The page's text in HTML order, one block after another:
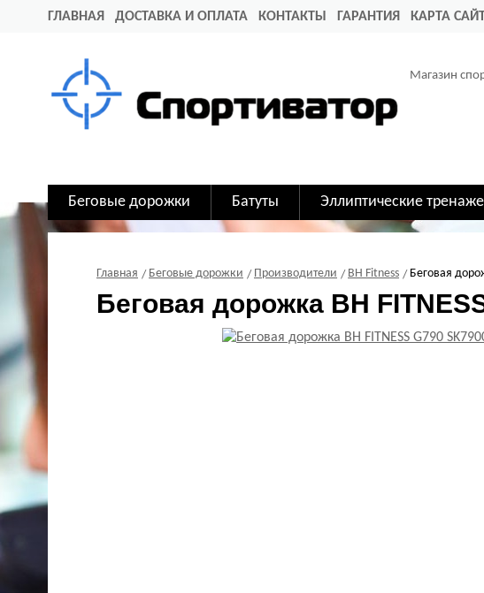
ГЛАВНАЯ ДОСТАВКА И ОПЛАТА КОНТАКТЫ ГАРАНТИЯ КАРТА
Магазин
Беговые дорожки Батуты Эллиптические
Главная Беговые дорожки Производители BH Fitness Беговая
Беговая дорожка BH